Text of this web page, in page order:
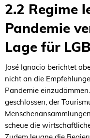
2.2 Regime
Pandemie
Lage für
José Ignacio berichtet
nicht an die
Pandemie
geschlossen, der
scheue die